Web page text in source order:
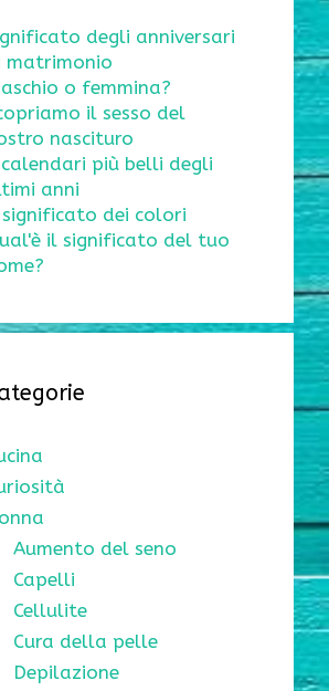
degli anniversari
matrimonio
o femmina?
il sesso del
nascituro
calendari più belli degli
anni
dei colori
il significato del tuo
Aumento del seno
Capelli
Cellulite
Cura della pelle
Depilazione